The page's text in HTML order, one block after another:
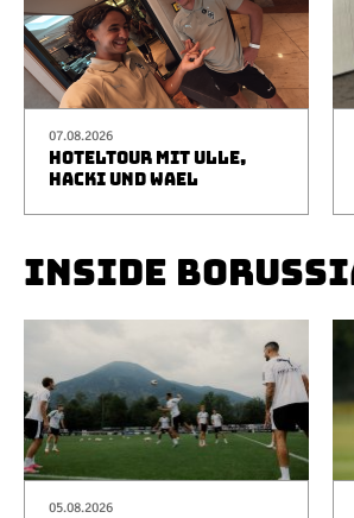
07.08.2026
HOTELTOUR MIT ULLE,
HACKI UND WAEL
INSIDE
05.08.2026